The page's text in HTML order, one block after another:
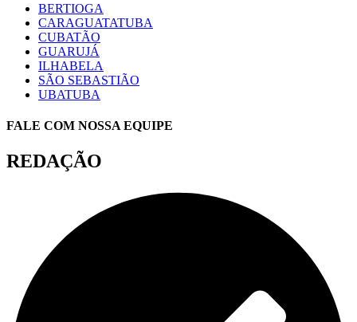
BERTIOGA
CARAGUATATUBA
CUBATÃO
GUARUJÁ
ILHABELA
SÃO SEBASTIÃO
UBATUBA
FALE COM NOSSA EQUIPE
REDAÇÃO